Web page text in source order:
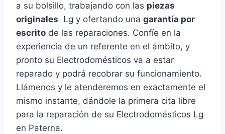
a su bolsillo, trabajando con las piezas
originales Lg y ofertando una garantía por
escrito de las reparaciones. Confíe en la
experiencia de un referente en el ámbito, y
pronto su Electrodomésticos va a estar
reparado y podrá recobrar su funcionamiento.
Llámenos y le atenderemos en exactamente el
mismo instante, dándole la primera cita libre
para la reparación de su Electrodomésticos Lg
en Paterna.